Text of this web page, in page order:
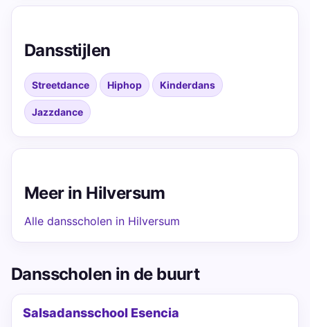
Dansstijlen
Streetdance Hiphop Kinderdans
Jazzdance
Meer in Hilversum
Alle dansscholen in Hilversum
Dansscholen in de buurt
Salsadansschool Esencia